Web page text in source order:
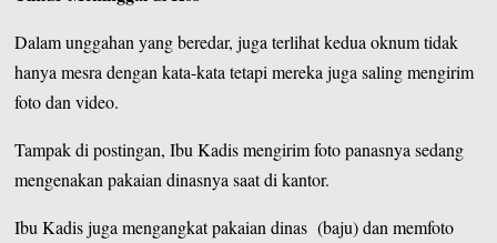
Dalam unggahan yang beredar, juga terlihat kedua oknum tidak
hanya mesra dengan kata-kata tetapi mereka juga saling mengirim
foto dan video.
Tampak di postingan, Ibu Kadis mengirim foto panasnya sedang
mengenakan pakaian dinasnya saat di kantor.
Ibu Kadis juga mengangkat pakaian dinas (baju) dan memfoto